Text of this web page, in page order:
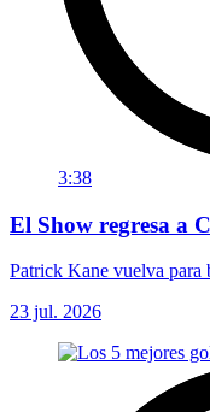
3:38
El Show regresa a
Patrick Kane vuelva para
23 jul. 2026